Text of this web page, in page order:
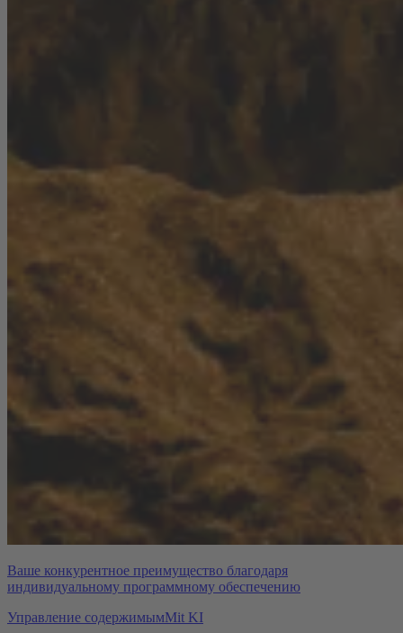
Ваше конкурентное преимущество благодаря
индивидуальному программному обеспечению
Управление содержимымMit KI